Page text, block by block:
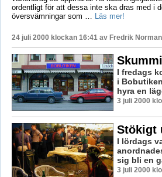
ordentligt för att dessa inte ska dras med i
översvämningar som …
Läs mer!
24 juli 2000 klockan 16:41 av Fredrik Norman
I fredags
i
hyra en
3 juli 2000
Stökigt
I lördags
sig bli en
3 juli 2000